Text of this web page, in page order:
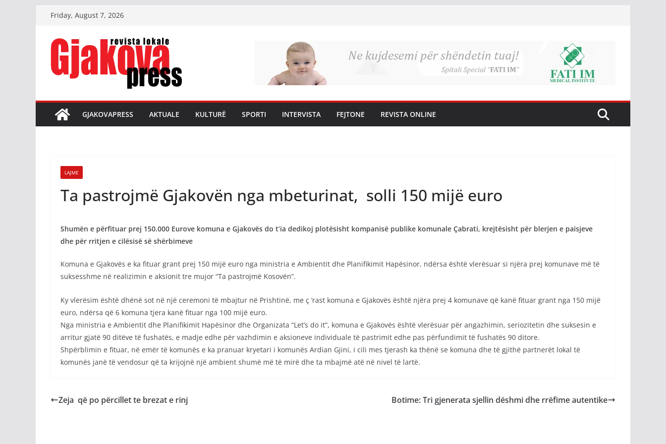
content
Friday, August 7, 2026
GJAKOVAPRESS AKTUALE KULTURË SPORTI INTERVISTA FEJTONE REVISTA ONLINE
LAJME
Ta pastrojmë Gjakovën nga mbeturinat, solli 150 mijë euro
Shumën e përfituar prej 150.000 Eurove komuna e Gjakovës do t’ia dedikoj plotësisht kompanisë publike komunale Çabrati, krejtësisht për blerjen e paisjeve
dhe për rritjen e cilësisë së shërbimeve
Komuna e Gjakovës e ka fituar grant prej 150 mijë euro nga ministria e Ambientit dhe Planifikimit Hapësinor, ndërsa është vlerësuar si njëra prej komunave më të
suksesshme në realizimin e aksionit tre mujor “Ta pastrojmë Kosovën”.
Ky vlerësim është dhënë sot në një ceremoni të mbajtur në Prishtinë, me ç ‘rast komuna e Gjakovës është njëra prej 4 komunave që kanë fituar grant nga 150 mijë
euro, ndërsa që 6 komuna tjera kanë fituar nga 100 mijë euro.
Nga ministria e Ambientit dhe Planifikimit Hapësinor dhe Organizata “Let’s do it”, komuna e Gjakovës është vlerësuar për angazhimin, seriozitetin dhe suksesin e
arritur gjatë 90 ditëve të fushatës, e madje edhe për vazhdimin e aksioneve individuale të pastrimit edhe pas përfundimit të fushatës 90 ditore.
Shpërblimin e fituar, në emër të komunës e ka pranuar kryetari i komunës Ardian Gjini, i cili mes tjerash ka thënë se komuna dhe të gjithë partnerët lokal të
komunës janë të vendosur që ta krijojnë një ambient shumë më të mirë dhe ta mbajmë atë në nivel të lartë.
Zeja që po përcillet te brezat e rinj Botime: Tri gjenerata sjellin dëshmi dhe rrëfime autentike